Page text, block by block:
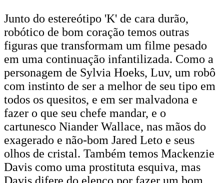
Junto do estereótipo 'K' de cara durão,
robótico de bom coração temos outras
figuras que transformam um filme pesado
em uma continuação infantilizada. Como a
personagem de Sylvia Hoeks, Luv, um robô
com instinto de ser a melhor de seu tipo em
todos os quesitos, e em ser malvadona e
fazer o que seu chefe mandar, e o
cartunesco Niander Wallace, nas mãos do
exagerado e não-bom Jared Leto e seus
olhos de cristal. Também temos Mackenzie
Davis como uma prostituta esquiva, mas
Davis difere do elenco por fazer um bom